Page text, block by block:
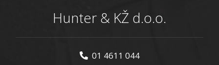
Hunter & KŽ d.o.o.
01 4611 044